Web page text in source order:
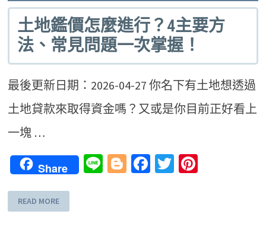
土地鑑價怎麼進行？4主要方
法、常見問題一次掌握！
最後更新日期：2026-04-27 你名下有土地想透過
土地貸款來取得資金嗎？又或是你目前正好看上
一塊 …
Share LineBlogger
Facebook
Twitter
READ MORE